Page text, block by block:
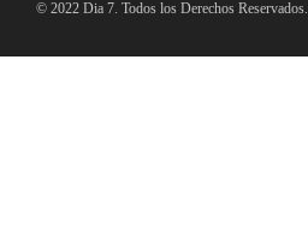
© 2022 Dia 7. Todos los Derechos